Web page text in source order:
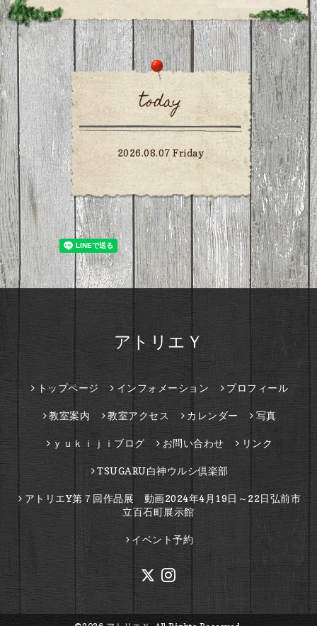
today
2026.08.07 Friday
アトリエＹ
トップページ インフォメーション プロフィール
教室案内 教室アクセス カレンダー 写真
ｙｕｋｉｊｉブログ お問い合わせ リンク
TSUGARU白神ウルシ倶楽部
アトリエY第７回作品展 動画2024年4月19日～22日弘前市
立百石町展示館
イベント予約